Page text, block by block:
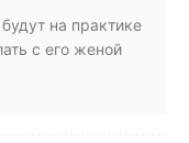
на практике
с его женой